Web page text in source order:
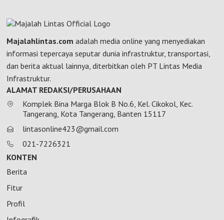
Majalahlintas.com adalah media online yang menyediakan
informasi tepercaya seputar dunia infrastruktur, transportasi,
dan berita aktual lainnya, diterbitkan oleh PT Lintas Media
Infrastruktur.
ALAMAT REDAKSI/PERUSAHAAN
Komplek Bina Marga Blok B No.6, Kel. Cikokol, Kec.
Tangerang, Kota Tangerang, Banten 15117
lintasonline423@gmail.com
021-7226321
KONTEN
Berita
Fitur
Profil